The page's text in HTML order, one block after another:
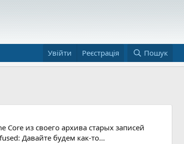
Увійти Реєстрація Пошук
из своего архива старых записей
Давайте будем как-то...